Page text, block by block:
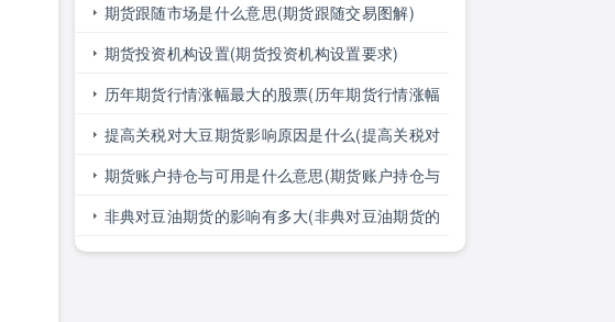
期货跟随市场是什么意思(期货跟随交易图解)
期货投资机构设置(期货投资机构设置要求)
历年期货行情涨幅最大的股票(历年期货行情涨幅
最大的股票有哪些)
提高关税对大豆期货影响原因是什么(提高关税对
大豆期货影响原因是什么意思)
期货账户持仓与可用是什么意思(期货账户持仓与
可用是什么意思区别)
非典对豆油期货的影响有多大(非典对豆油期货的
影响有多大了)